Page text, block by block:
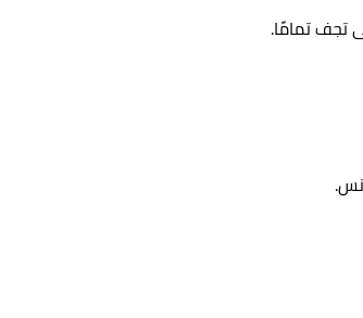
تجف تمامًا.